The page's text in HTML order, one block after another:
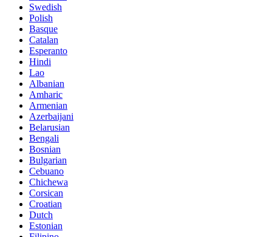
Swedish
Polish
Basque
Catalan
Esperanto
Hindi
Lao
Albanian
Amharic
Armenian
Azerbaijani
Belarusian
Bengali
Bosnian
Bulgarian
Cebuano
Chichewa
Corsican
Croatian
Dutch
Estonian